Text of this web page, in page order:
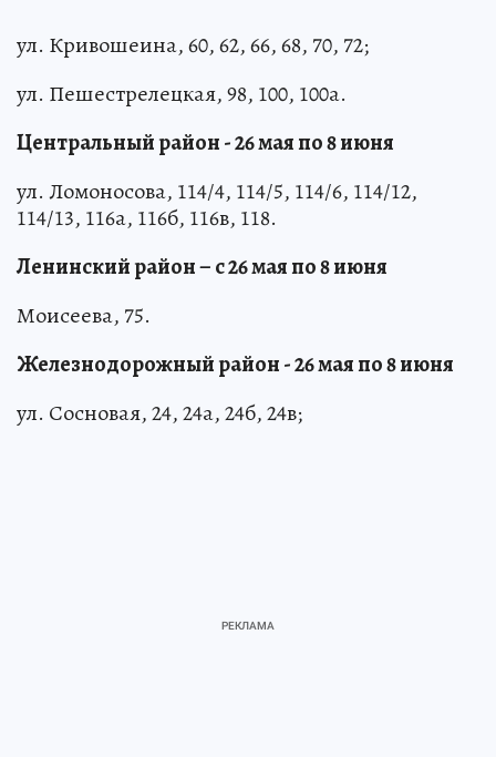
ул. Кривошеина, 60, 62, 66, 68, 70, 72;
ул. Пешестрелецкая, 98, 100, 100а.
Центральный район - 26 мая по 8 июня
ул. Ломоносова, 114/4, 114/5, 114/6, 114/12,
114/13, 116а, 116б, 116в, 118.
Ленинский район – с 26 мая по 8 июня
Моисеева, 75.
Железнодорожный район - 26 мая по 8 июня
ул. Сосновая, 24, 24а, 24б, 24в;